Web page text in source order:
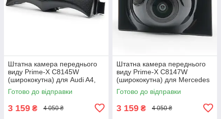
Штатна камера переднього
виду Prime-X C8145W
(ширококутна) для Audi A4,
A4L 2017-2018
Готово до відправки
3 159 ₴ 4 050 ₴
Штатна камера переднього
виду Prime-X C8147W
(ширококутна) для Mercedes
E-class 2016-2019
Готово до відправки
3 159 ₴ 4 050 ₴